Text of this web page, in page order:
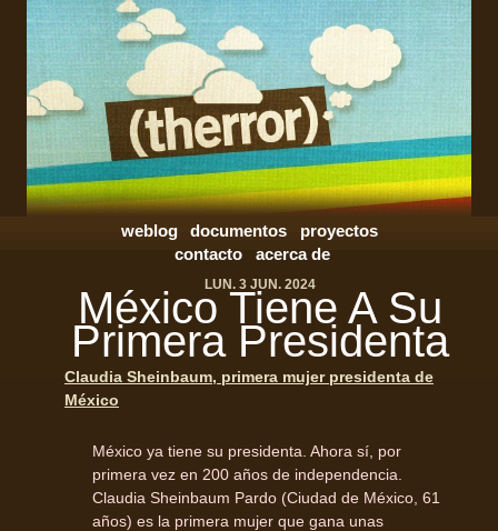
weblog documentos
proyectos
contacto
acerca de
LUN. 3 JUN. 2024
México Tiene A Su
Primera Presidenta
Claudia Sheinbaum, primera mujer presidenta de
México
México ya tiene su presidenta. Ahora sí, por
primera vez en 200 años de independencia.
Claudia Sheinbaum Pardo (Ciudad de México, 61
años) es la primera mujer que gana unas